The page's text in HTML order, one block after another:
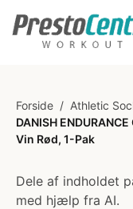
Forside / Athletic
DANISH
Vin Rød, 1-Pak
Dele af indholdet
med hjælp fra AI.